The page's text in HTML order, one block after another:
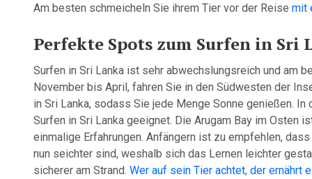
Am besten schmeicheln Sie ihrem Tier vor der Reise mit
Perfekte Spots zum Surfen in Sri
Surfen in Sri Lanka ist sehr abwechslungsreich und am
November bis April, fahren Sie in den Südwesten der
in Sri Lanka, sodass Sie jede Menge Sonne genießen.
Surfen in Sri Lanka geeignet. Die Arugam Bay im Osten
einmalige Erfahrungen. Anfängern ist zu empfehlen,
nun seichter sind, weshalb sich das Lernen leichter
sicherer am Strand. Wer auf sein Tier achtet, der ernährt